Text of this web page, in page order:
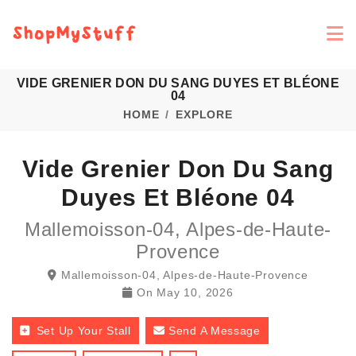
VIDE GRENIER DON DU SANG DUYES ET BLÉONE
04
HOME EXPLORE
Vide Grenier Don Du Sang
Duyes Et Bléone 04
Mallemoisson-04, Alpes-de-Haute-
Provence
Mallemoisson-04, Alpes-de-Haute-Provence
On May 10, 2026
Set Up Your Stall Send A Message